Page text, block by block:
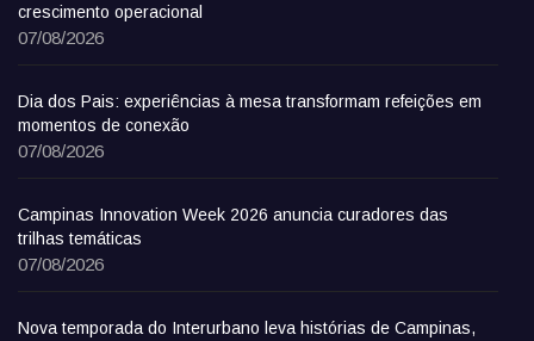
crescimento operacional
07/08/2026
Dia dos Pais: experiências à mesa transformam refeições em
momentos de conexão
07/08/2026
Campinas Innovation Week 2026 anuncia curadores das
trilhas temáticas
07/08/2026
Nova temporada do Interurbano leva histórias de Campinas,